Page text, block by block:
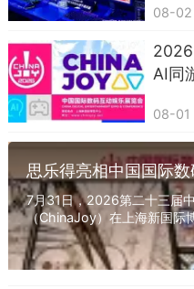
08-02
AI同
08-01
思乐得亮相中国国际
（ChinaJoy）
7月31日，2026第二十三届
（ChinaJoy）在上海新国际
&#34;与AI同游&#34;。 本